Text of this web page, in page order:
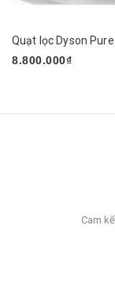
8.800.000₫
Cam